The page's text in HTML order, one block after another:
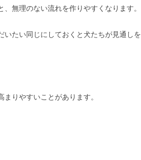
無理のない流れを作りやすくなります。
たい同じにしておくと犬たちが見通しを
りやすいことがあります。